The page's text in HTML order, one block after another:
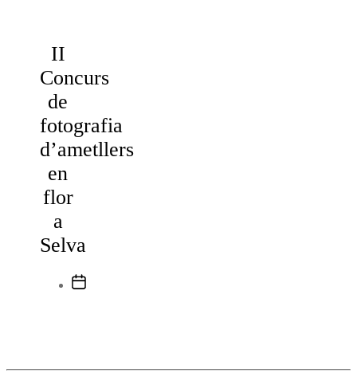
II
Concurs
de
fotografia
d’ametllers
en
flor
a
Selva
Data